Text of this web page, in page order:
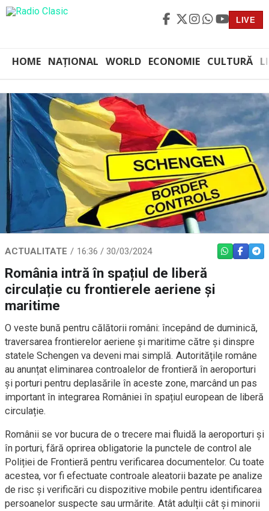
LIVE
HOME NAȚIONAL WORLD ECONOMIE CULTURĂ
ACTUALITATE 16:36 / 30/03/2024 WHATSAPP
România intră în spațiul de liberă
circulație cu frontierele aeriene și
maritime
O veste bună pentru călătorii români: începând de duminică,
traversarea frontierelor aeriene și maritime către și dinspre
statele Schengen va deveni mai simplă. Autoritățile române
au anunțat eliminarea controalelor de frontieră în aeroporturi
și porturi pentru deplasările în aceste zone, marcând un pas
important în integrarea României în spațiul european de liberă
circulație.
Românii se vor bucura de o trecere mai fluidă la aeroporturi și
în porturi, fără oprirea obligatorie la punctele de control ale
Poliției de Frontieră pentru verificarea documentelor. Cu toate
acestea, vor fi efectuate controale aleatorii bazate pe analize
de risc și verificări cu dispozitive mobile pentru identificarea
persoanelor suspecte sau urmărite. Atât adulții cât și minorii